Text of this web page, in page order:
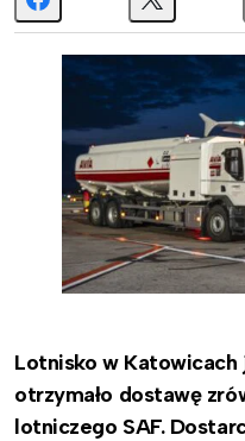
Lotnisko w Katowicach
otrzymało dostawę
lotniczego SAF.